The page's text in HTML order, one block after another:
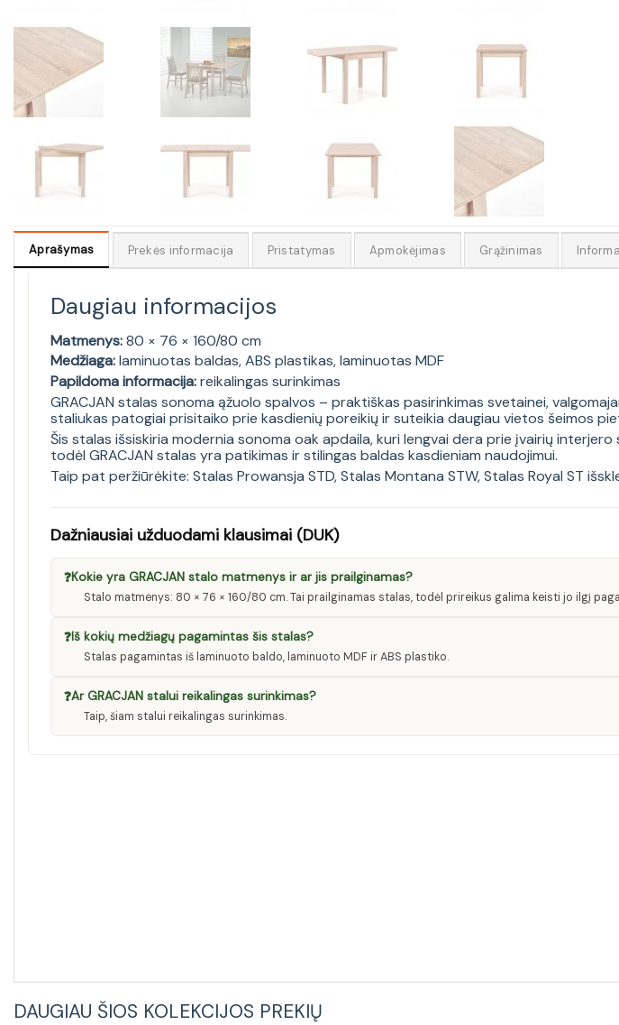
Aprašymas Prekės informacija Pristatymas Apmokėjimas Grąžinimas
Daugiau informacijos
Matmenys:80 × 76 × 160/80 cm
Medžiaga:laminuotas baldas, ABS plastikas, laminuotas MDF
Papildoma informacija:reikalingas surinkimas
GRACJAN stalas sonoma ąžuolo spalvos – praktiškas pasirinkimas svetainei,
staliukas patogiai prisitaiko prie kasdienių poreikių ir suteikia daugiau vietos šeimos
Šis stalas išsiskiria modernia sonoma oak apdaila, kuri lengvai dera prie įvairių
todėl GRACJAN stalas yra patikimas ir stilingas baldas kasdieniam naudojimui.
Taip pat peržiūrėkite: Stalas Prowansja STD,Stalas Montana STW,Stalas Royal ST
Dažniausiai užduodami klausimai (DUK)
❓Kokie yra GRACJAN stalo matmenys ir ar jis prailginamas?
Stalo matmenys: 80 × 76 × 160/80 cm. Tai prailginamas stalas, todėl prireikus galima keisti jo ilgį
❓Iš kokių medžiagų pagamintas šis stalas?
Stalas pagamintas iš laminuoto baldo, laminuoto MDF ir ABS plastiko.
❓Ar GRACJAN stalui reikalingas surinkimas?
Taip, šiam stalui reikalingas surinkimas.
DAUGIAU ŠIOS KOLEKCIJOS PREKIŲ